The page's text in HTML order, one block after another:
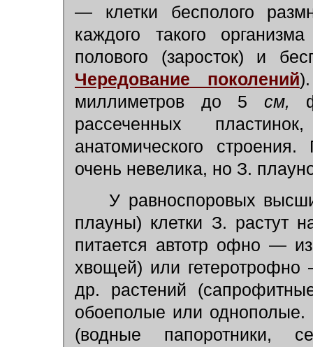
— клетки бесполого
каждого такого
полового (заросток) и
Чередование поколений
миллиметров до 5 см,
рассеченных
анатомического
очень невелика, но З.
У равноспоровых
плауны) клетки З. растут
питается автотр офно —
хвощей) или гетеротрофно
др. растений
обоеполые или
(водные папоротники,